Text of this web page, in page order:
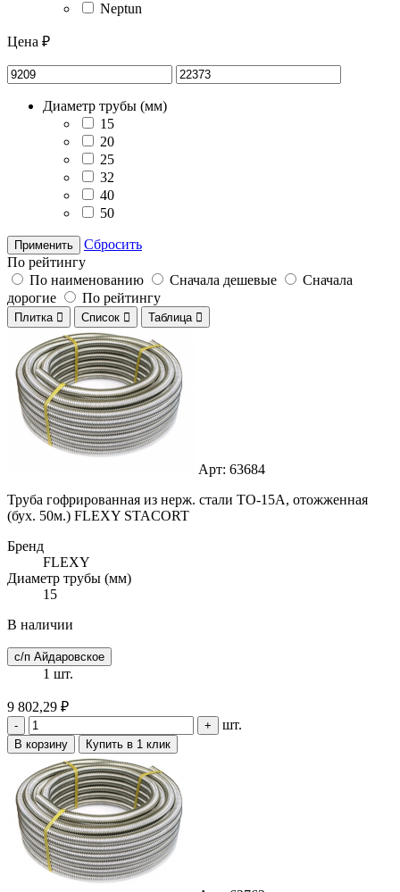
Neptun
Цена ₽
Диаметр трубы (мм)
15
20
25
32
40
50
Применить
Сбросить
По рейтингу
По наименованию
Сначала дешевые
Сначала
дорогие
По рейтингу
Плитка  Список  Таблица 
Арт: 63684
Труба гофрированная из нерж. стали ТО-15А, отожженная
(бух. 50м.) FLEXY STACORT
Бренд
FLEXY
Диаметр трубы (мм)
15
В наличии
с/п Айдаровское
1 шт.
9 802,29 ₽
- + шт.
В корзину Купить в 1 клик